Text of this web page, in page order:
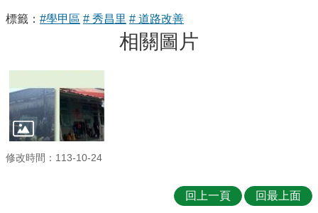
標籤： #學甲區 # 秀昌里 # 道路改善
相關圖片
修改時間：113-10-24
回上一頁 回最上面